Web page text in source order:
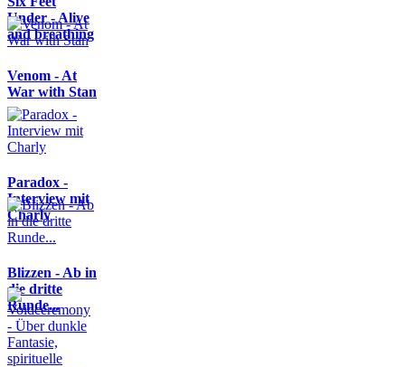
Under - Alive
and breathing
Venom - At
War with Stan
Paradox -
Interview mit
Charly
Blizzen - Ab in
die dritte
Runde...